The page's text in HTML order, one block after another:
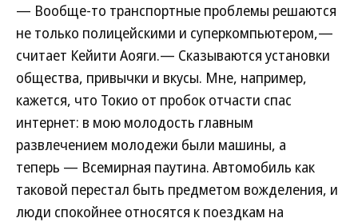
— Вообще-то транспортные проблемы решаются
не только полицейскими и суперкомпьютером,—
считает Кейити Аояги.— Сказываются установки
общества, привычки и вкусы. Мне, например,
кажется, что Токио от пробок отчасти спас
интернет: в мою молодость главным
развлечением молодежи были машины, а
теперь — Всемирная паутина. Автомобиль как
таковой перестал быть предметом вожделения, и
люди спокойнее относятся к поездкам на